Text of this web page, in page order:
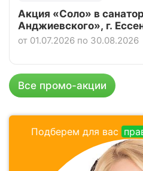
Акция «Соло» в
Анджиевского», г.
от 01.07.2026 по 30.08.2026
Все промо-акции
Подберем для вас